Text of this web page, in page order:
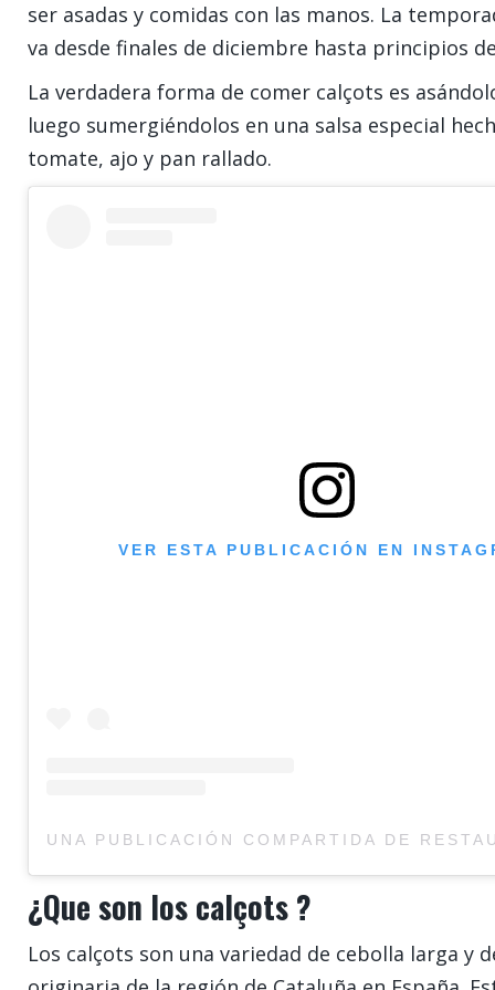
ser asadas y comidas con las manos. La
va desde finales de diciembre hasta principios
La verdadera forma de comer calçots es
luego sumergiéndolos en una salsa especial
tomate, ajo y pan rallado.
VER ESTA PUBLICACIÓN EN
¿Que son los calçots ?
Los calçots son una variedad de cebolla larga y